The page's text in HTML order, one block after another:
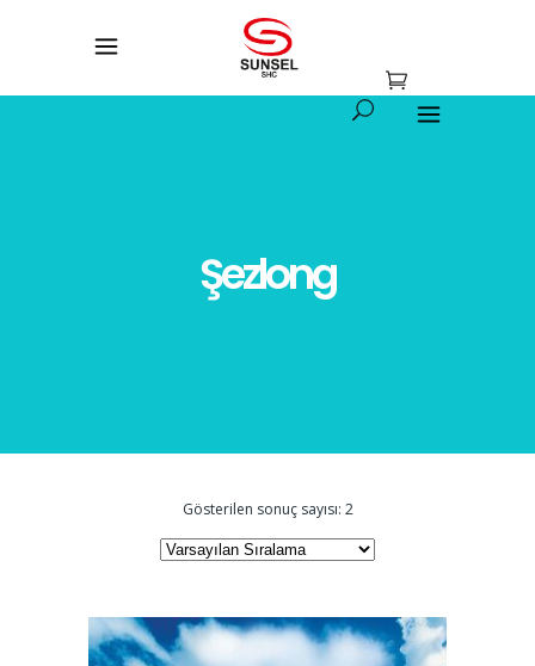
Şezlong
Gösterilen sonuç sayısı: 2